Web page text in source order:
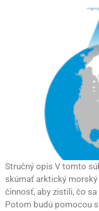
Stručný opis V tomto
skúmať arktický
činnosť, aby zistili, čo
Potom budú pomocou